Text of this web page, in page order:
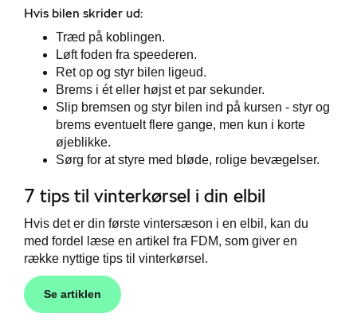
Hvis bilen skrider ud:
Træd på koblingen.
Løft foden fra speederen.
Ret op og styr bilen ligeud.
Brems i ét eller højst et par sekunder.
Slip bremsen og styr bilen ind på kursen - styr og
brems eventuelt flere gange, men kun i korte
øjeblikke.
Sørg for at styre med bløde, rolige bevægelser.
7 tips til vinterkørsel i din elbil
Hvis det er din første vintersæson i en elbil, kan du
med fordel læse en artikel fra FDM, som giver en
række nyttige tips til vinterkørsel.
Se artiklen